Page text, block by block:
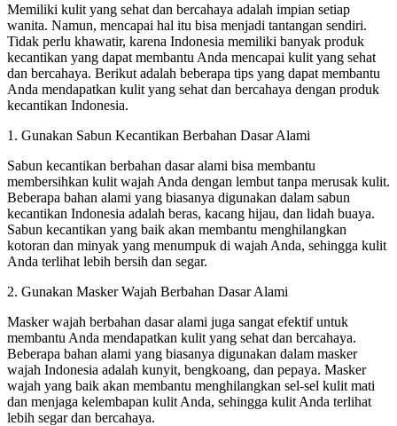
Memiliki kulit yang sehat dan bercahaya adalah impian setiap
wanita. Namun, mencapai hal itu bisa menjadi tantangan sendiri.
Tidak perlu khawatir, karena Indonesia memiliki banyak produk
kecantikan yang dapat membantu Anda mencapai kulit yang sehat
dan bercahaya. Berikut adalah beberapa tips yang dapat membantu
Anda mendapatkan kulit yang sehat dan bercahaya dengan produk
kecantikan Indonesia.
1. Gunakan Sabun Kecantikan Berbahan Dasar Alami
Sabun kecantikan berbahan dasar alami bisa membantu
membersihkan kulit wajah Anda dengan lembut tanpa merusak kulit.
Beberapa bahan alami yang biasanya digunakan dalam sabun
kecantikan Indonesia adalah beras, kacang hijau, dan lidah buaya.
Sabun kecantikan yang baik akan membantu menghilangkan
kotoran dan minyak yang menumpuk di wajah Anda, sehingga kulit
Anda terlihat lebih bersih dan segar.
2. Gunakan Masker Wajah Berbahan Dasar Alami
Masker wajah berbahan dasar alami juga sangat efektif untuk
membantu Anda mendapatkan kulit yang sehat dan bercahaya.
Beberapa bahan alami yang biasanya digunakan dalam masker
wajah Indonesia adalah kunyit, bengkoang, dan pepaya. Masker
wajah yang baik akan membantu menghilangkan sel-sel kulit mati
dan menjaga kelembapan kulit Anda, sehingga kulit Anda terlihat
lebih segar dan bercahaya.